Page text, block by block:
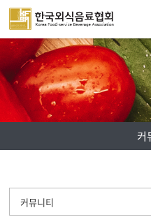
주메뉴 바로가기
컨텐츠 바로가기
커
커뮤니티